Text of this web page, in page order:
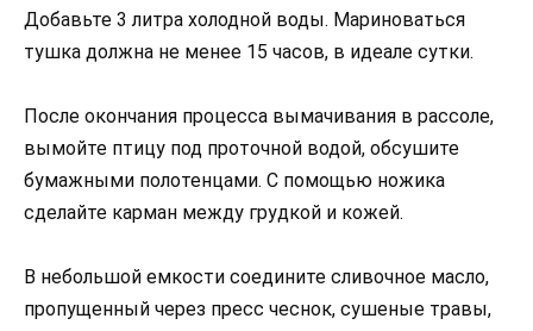
Добавьте 3 литра холодной воды. Мариноваться
тушка должна не менее 15 часов, в идеале сутки.
После окончания процесса вымачивания в рассоле,
вымойте птицу под проточной водой, обсушите
бумажными полотенцами. С помощью ножика
сделайте карман между грудкой и кожей.
В небольшой емкости соедините сливочное масло,
пропущенный через пресс чеснок, сушеные травы,